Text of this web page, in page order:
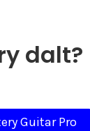
dalt?
Guitar Pro